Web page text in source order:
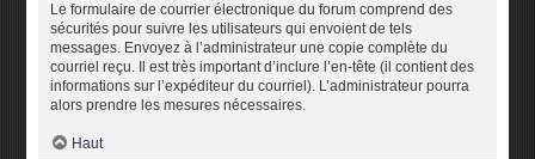
Le formulaire de courrier électronique du forum comprend des
sécurités pour suivre les utilisateurs qui envoient de tels
messages. Envoyez à l’administrateur une copie complète du
courriel reçu. Il est très important d’inclure l’en-tête (il contient des
informations sur l’expéditeur du courriel). L’administrateur pourra
alors prendre les mesures nécessaires.
Haut